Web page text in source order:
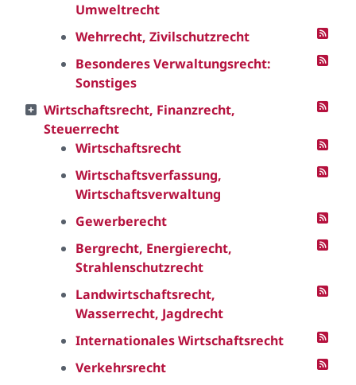
Umweltrecht
Wehrrecht, Zivilschutzrecht
Besonderes Verwaltungsrecht:
Sonstiges
Wirtschaftsrecht, Finanzrecht,
Steuerrecht
Wirtschaftsrecht
Wirtschaftsverfassung,
Wirtschaftsverwaltung
Gewerberecht
Bergrecht, Energierecht,
Strahlenschutzrecht
Landwirtschaftsrecht,
Wasserrecht, Jagdrecht
Internationales Wirtschaftsrecht
Verkehrsrecht